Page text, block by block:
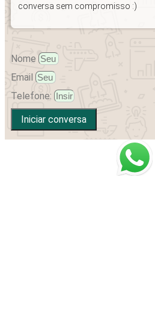
conversa sem compromisso :)
Nome
Email
Telefone:
Iniciar conversa